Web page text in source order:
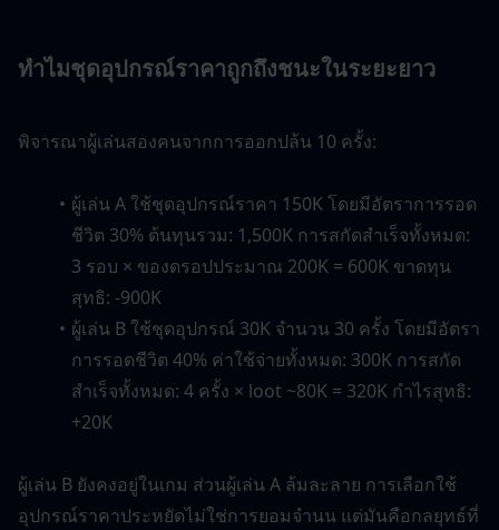
ทำไมชุดอุปกรณ์ราคาถูกถึงชนะในระยะยาว
พิจารณาผู้เล่นสองคนจากการออกปล้น 10 ครั้ง:
ผู้เล่น A ใช้ชุดอุปกรณ์ราคา 150K โดยมีอัตราการรอด
ชีวิต 30% ต้นทุนรวม: 1,500K การสกัดสำเร็จทั้งหมด:
3 รอบ × ของดรอปประมาณ 200K = 600K ขาดทุน
สุทธิ: -900K
ผู้เล่น B ใช้ชุดอุปกรณ์ 30K จำนวน 30 ครั้ง โดยมีอัตรา
การรอดชีวิต 40% ค่าใช้จ่ายทั้งหมด: 300K การสกัด
สำเร็จทั้งหมด: 4 ครั้ง × loot ~80K = 320K กำไรสุทธิ:
+20K
ผู้เล่น B ยังคงอยู่ในเกม ส่วนผู้เล่น A ล้มละลาย การเลือกใช้
อุปกรณ์ราคาประหยัดไม่ใช่การยอมจำนน แต่มันคือกลยุทธ์ที่